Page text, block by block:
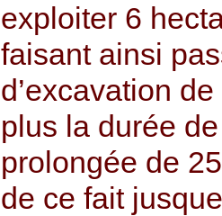
exploiter 6
faisant ainsi
d’excavation
plus la durée
prolongée de
de ce fait